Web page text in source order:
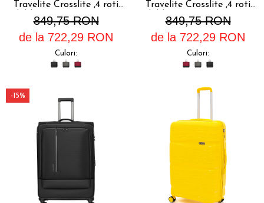
Travelite Crosslite ,4 roti
,expandabil
849,75 RON
de la 722,29 RON
Culori:
Travelite Crosslite ,4 roti
,expandabil
849,75 RON
de la 722,29 RON
Culori:
-15%